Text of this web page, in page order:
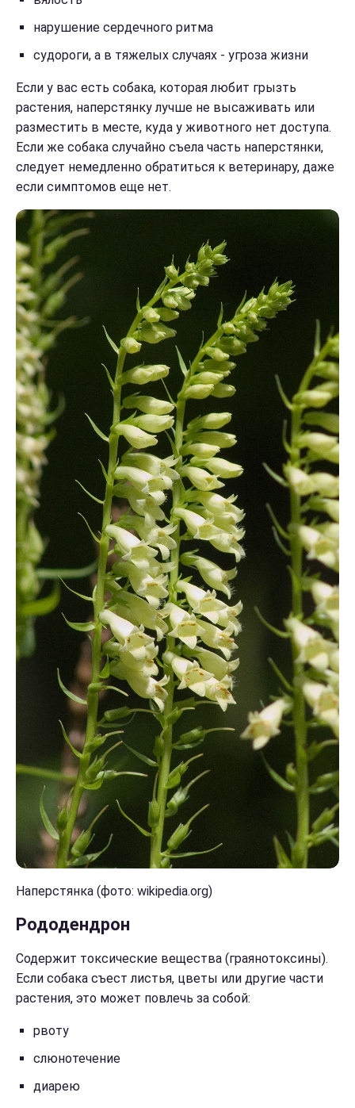
нарушение сердечного ритма
судороги, а в тяжелых случаях - угроза жизни
Если у вас есть собака, которая любит грызть
растения, наперстянку лучше не высаживать или
разместить в месте, куда у животного нет доступа.
Если же собака случайно съела часть наперстянки,
следует немедленно обратиться к ветеринару, даже
если симптомов еще нет.
Наперстянка (фото: wikipedia.org)
Рододендрон
Содержит токсические вещества (граянотоксины).
Если собака съест листья, цветы или другие части
растения, это может повлечь за собой:
рвоту
слюнотечение
диарею